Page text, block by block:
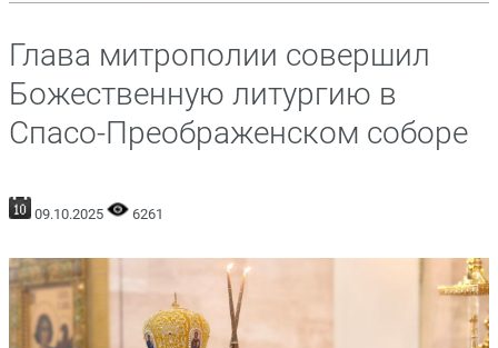
Глава митрополии совершил
Божественную литургию в
Спасо-Преображенском соборе
09.10.2025 6261